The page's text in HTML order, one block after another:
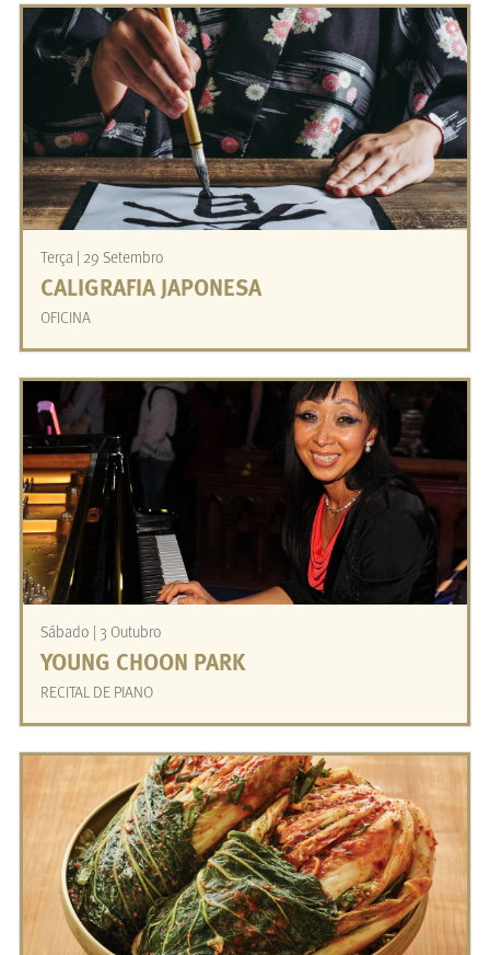
Terça | 29 Setembro
CALIGRAFIA JAPONESA
OFICINA
Sábado | 3 Outubro
YOUNG CHOON PARK
RECITAL DE PIANO